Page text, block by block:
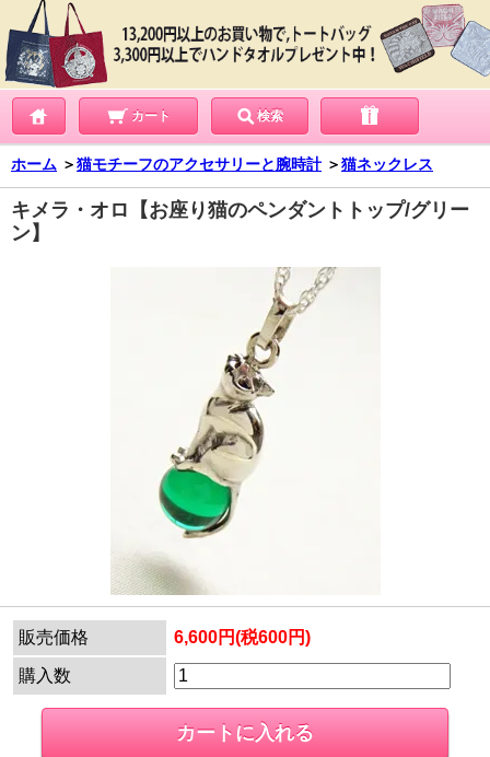
カート 検索
ホーム ＞猫モチーフのアクセサリーと腕時計 ＞猫ネックレス
キメラ・オロ【お座り猫のペンダントトップ/グリー
ン】
販売価格 6,600円(税600円)
購入数